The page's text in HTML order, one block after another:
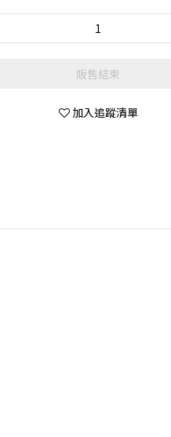
販售結束
加入追蹤清單